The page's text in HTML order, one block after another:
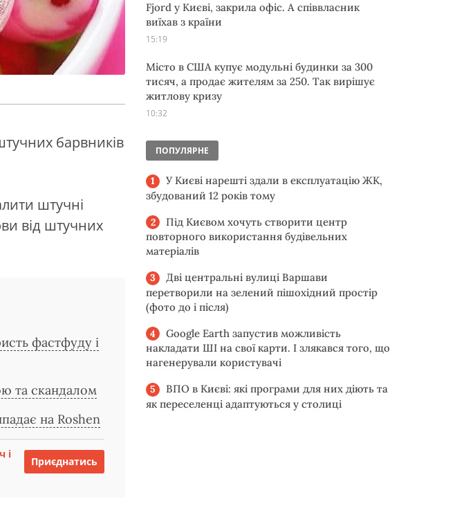
барвників
штучні
від штучних
фастфуду і
та скандалом
на Roshen
і
Приєднатись
Fjord у Києві, закрила офіс. А співвласник
виїхав з країни
15:19
Місто в США купує модульні будинки за 300
тисяч, а продає жителям за 250. Так вирішує
житлову кризу
10:32
ПОПУЛЯРНЕ
У Києві нарешті здали в експлуатацію ЖК,
збудований 12 років тому
Під Києвом хочуть створити центр
повторного використання будівельних
матеріалів
Дві центральні вулиці Варшави
перетворили на зелений пішохідний простір
(фото до і після)
Google Earth запустив можливість
накладати ШІ на свої карти. І злякався того, що
нагенерували користувачі
ВПО в Києві: які програми для них діють та
як переселенці адаптуються у столиці